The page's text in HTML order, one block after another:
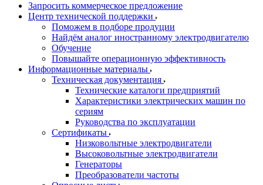
Запросить коммерческое предложение
Центр технической поддержки
Поможем в подборе продуции
Найдём аналог иностранному электродвигателю
Обучение
Повышайте операционную эффективность
Информационные материалы
Техническая документация
Технические каталоги предприятий
Характеристики электрических машин по
сериям
Руководства по эксплуатации
Сертификаты
Низковольтные электродвигатели
Высоковольтные электродвигатели
Генераторы
Преобразователи частоты